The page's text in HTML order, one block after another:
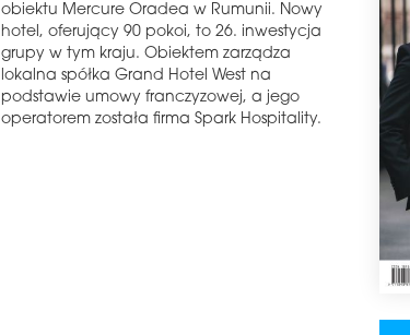
obiektu Mercure Oradea w Rumunii. Nowy
hotel, oferujący 90 pokoi, to 26. inwestycja
grupy w tym kraju. Obiektem zarządza
lokalna spółka Grand Hotel West na
podstawie umowy franczyzowej, a jego
operatorem została firma Spark Hospitality.
tym
do
schedule